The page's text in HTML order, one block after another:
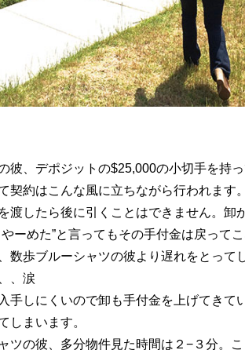
彼、デポジットの$25,000の小切手を持
契約はこんな風に立ちながら行われます。
渡したら後に引くことはできません。卸
ーめた”と言ってもその手付金は戻って
数歩ブルーシャツの彼より遅れをとって
、涙
手しにくいので卸も手付金を上げてきて
しまいます。
ツの彼、多分物件見た時間は２−３分。